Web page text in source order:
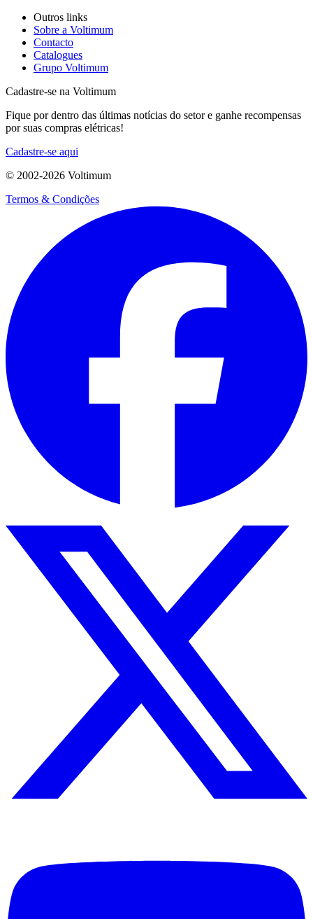
Outros links
Sobre a Voltimum
Contacto
Catalogues
Grupo Voltimum
Cadastre-se na Voltimum
Fique por dentro das últimas notícias do setor e ganhe recompensas
por suas compras elétricas!
Cadastre-se aqui
© 2002-2026 Voltimum
Termos & Condições